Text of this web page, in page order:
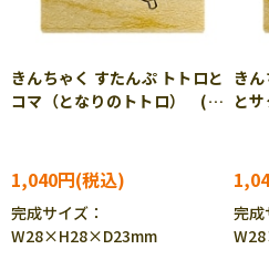
きんちゃく すたんぷ トトロと
コマ（となりのトトロ） (と
1,040円
完成サイズ：
W28×H28×D23mm
き
と
完成